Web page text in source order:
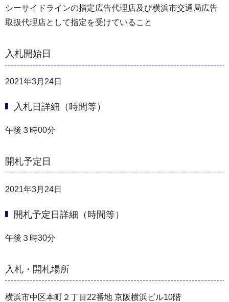
シーサイドラインの指定広告代理店及び横浜市交通局広告
取扱代理店として指定を受けていること
入札開始日
2021年3月24日
入札日詳細（時間等）
午後３時00分
開札予定日
2021年3月24日
開札予定日詳細（時間等）
午後３時30分
入札・開札場所
横浜市中区本町２丁目22番地 京阪横浜ビル10階